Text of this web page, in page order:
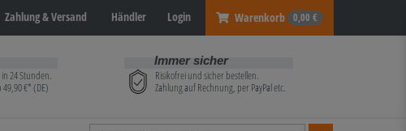
Zahlung & Versand Händler Login Warenkorb 0,00 €
24 Stunden.
€* (DE)
Immer sicher
Risikofrei und sicher bestellen.
Zahlung auf Rechnung, per PayPal etc.